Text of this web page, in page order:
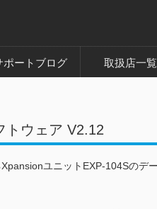
ポートブログ 取扱店一覧
トウェア V2.12
ユニットEXP-104Sの